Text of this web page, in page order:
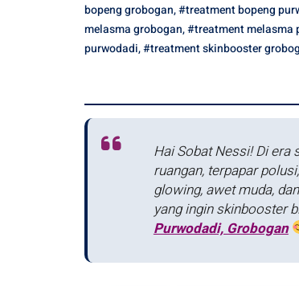
bopeng grobogan,#treatment bopeng
melasma grobogan,#treatment melasma
purwodadi,#treatment skinbooster
Hai Sobat Nessi! Di era
ruangan, terpapar
glowing, awet muda,
yang ingin skinbooster
Purwodadi, Grobogan